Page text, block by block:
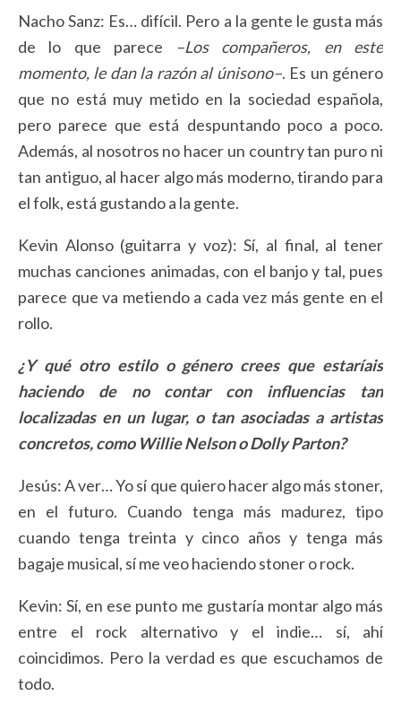
Nacho Sanz: Es… difícil. Pero a la gente le gusta más
de lo que parece –Los compañeros, en este
momento, le dan la razón al únisono–. Es un género
que no está muy metido en la sociedad española,
pero parece que está despuntando poco a poco.
Además, al nosotros no hacer un country tan puro ni
tan antiguo, al hacer algo más moderno, tirando para
el folk, está gustando a la gente.
Kevin Alonso (guitarra y voz): Sí, al final, al tener
muchas canciones animadas, con el banjo y tal, pues
parece que va metiendo a cada vez más gente en el
rollo.
¿Y qué otro estilo o género crees que estaríais
haciendo de no contar con influencias tan
localizadas en un lugar, o tan asociadas a artistas
concretos, como Willie Nelson o Dolly Parton?
Jesús: A ver… Yo sí que quiero hacer algo más stoner,
en el futuro. Cuando tenga más madurez, tipo
cuando tenga treinta y cinco años y tenga más
bagaje musical, sí me veo haciendo stoner o rock.
Kevin: Sí, en ese punto me gustaría montar algo más
entre el rock alternativo y el indie… sí, ahí
coincidimos. Pero la verdad es que escuchamos de
todo.